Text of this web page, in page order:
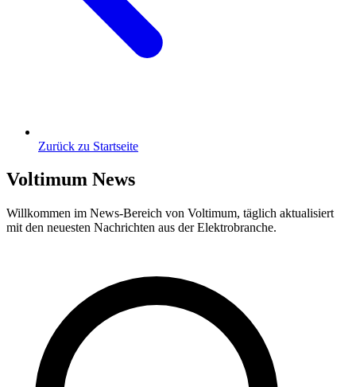
Zurück zu Startseite
Voltimum News
Willkommen im News-Bereich von Voltimum, täglich aktualisiert
mit den neuesten Nachrichten aus der Elektrobranche.